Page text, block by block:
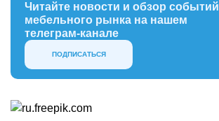
Читайте новости и обзор событий
мебельного рынка на нашем
телеграм-канале
ПОДПИСАТЬСЯ